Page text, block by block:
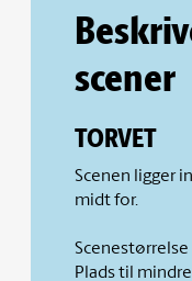
scener
TORVET
Scenen ligger
midt for.
Scenestørrelse
Plads til